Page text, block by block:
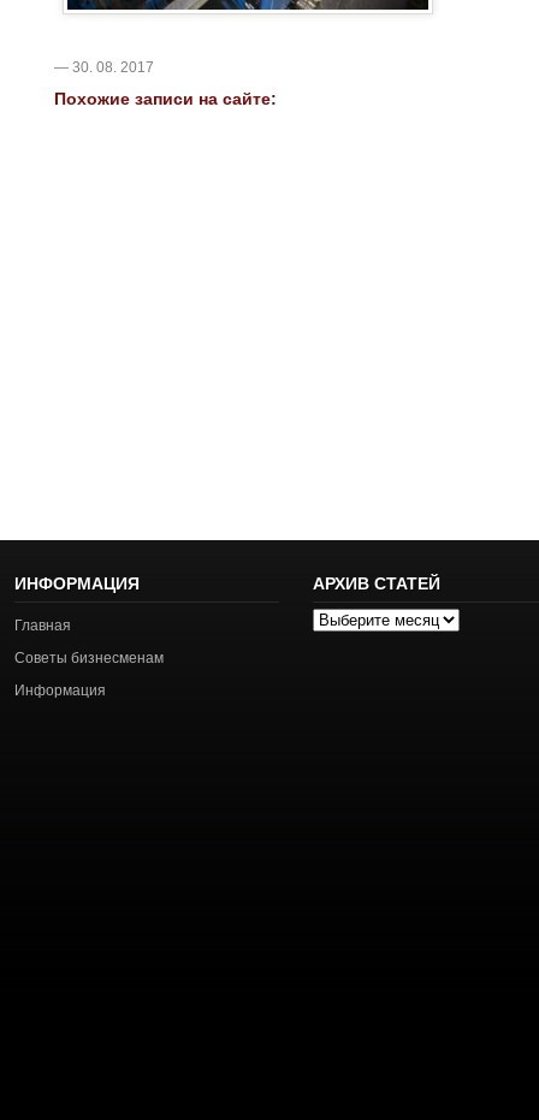
— 30. 08. 2017
Похожие записи на сайте:
ИНФОРМАЦИЯ
Главная
Советы бизнесменам
Информация
АРХИВ СТАТЕЙ
Архив